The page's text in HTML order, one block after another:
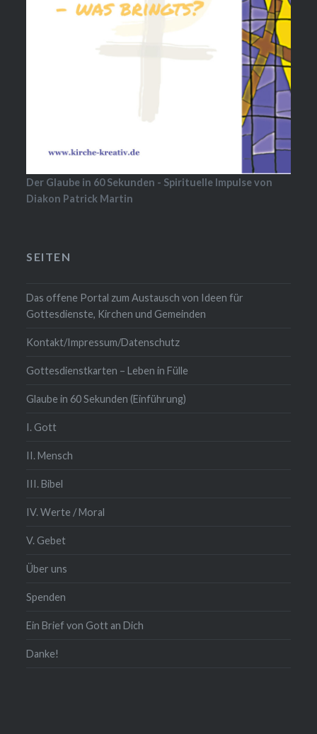
Der Glaube in 60 Sekunden - Spirituelle Impulse von
Diakon Patrick Martin
SEITEN
Das offene Portal zum Austausch von Ideen für
Gottesdienste, Kirchen und Gemeinden
Kontakt/Impressum/Datenschutz
Gottesdienstkarten – Leben in Fülle
Glaube in 60 Sekunden (Einführung)
I. Gott
II. Mensch
III. Bibel
IV. Werte / Moral
V. Gebet
Über uns
Spenden
Ein Brief von Gott an Dich
Danke!